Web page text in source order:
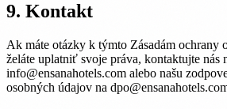
9. Kontakt
Ak máte otázky k týmto Zásadám ochrany
želáte uplatniť svoje práva, kontaktujte nás
info@ensanahotels.com alebo našu
osobných údajov na